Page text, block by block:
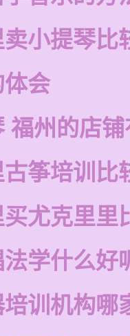
小提琴比
会
福州的店
筝培训比
尤克里里
学什么好
训机构哪